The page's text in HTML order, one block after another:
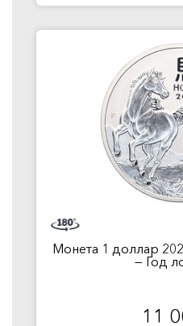
Монета 1 доллар
— Год
11